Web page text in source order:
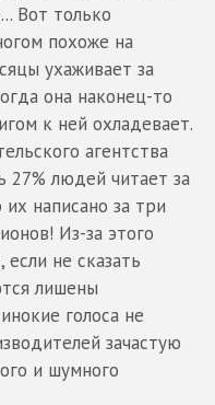
Вот только
похоже на
ухаживает за
она наконец-то
к ней охладевает.
агентства
людей читает за
написано за три
Из-за этого
не сказать
лишены
голоса не
зачастую
и шумного